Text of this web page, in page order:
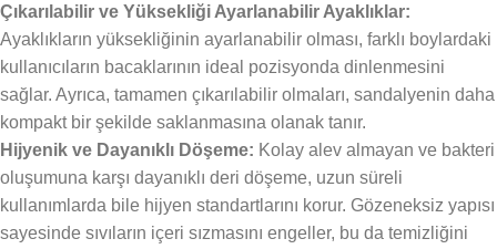
Çıkarılabilir ve Yüksekliği Ayarlanabilir Ayaklıklar:
Ayaklıkların yüksekliğinin ayarlanabilir olması, farklı boylardaki
kullanıcıların bacaklarının ideal pozisyonda dinlenmesini
sağlar. Ayrıca, tamamen çıkarılabilir olmaları, sandalyenin daha
kompakt bir şekilde saklanmasına olanak tanır.
Hijyenik ve Dayanıklı Döşeme: Kolay alev almayan ve bakteri
oluşumuna karşı dayanıklı deri döşeme, uzun süreli
kullanımlarda bile hijyen standartlarını korur. Gözeneksiz yapısı
sayesinde sıvıların içeri sızmasını engeller, bu da temizliğini